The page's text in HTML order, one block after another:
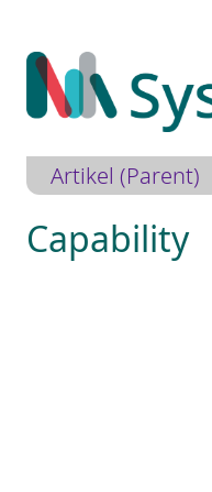
Inhalt
springen
Artikel (Parent)
Capability